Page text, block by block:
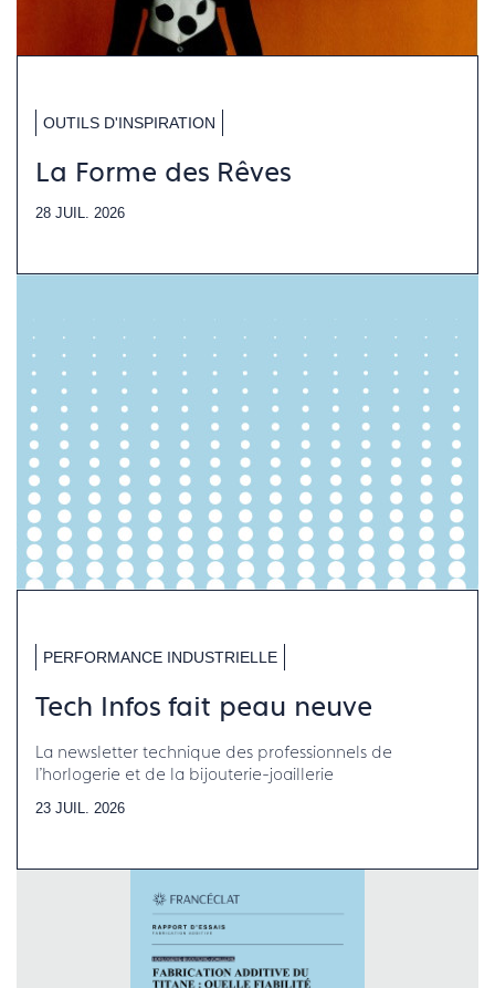
OUTILS D'INSPIRATION
La Forme des Rêves
28 JUIL. 2026
PERFORMANCE INDUSTRIELLE
Tech Infos fait peau neuve
La newsletter technique des professionnels de
l'horlogerie et de la bijouterie-joaillerie
23 JUIL. 2026